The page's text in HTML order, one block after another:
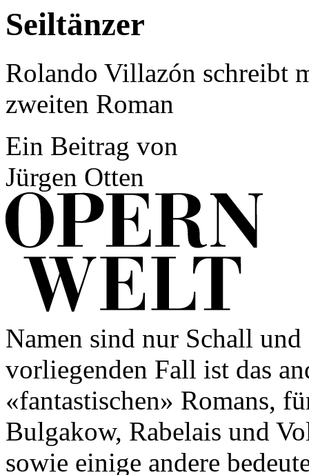
Seiltänzer
Rolando Villazón schreibt
zweiten Roman
Ein Beitrag von
Jürgen Otten
Namen sind nur Schall
vorliegenden Fall ist das
«fantastischen» Romans,
Bulgakow, Rabelais und
sowie einige andere